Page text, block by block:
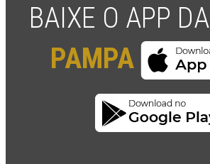
BAIXE O APP DA
PAMPA